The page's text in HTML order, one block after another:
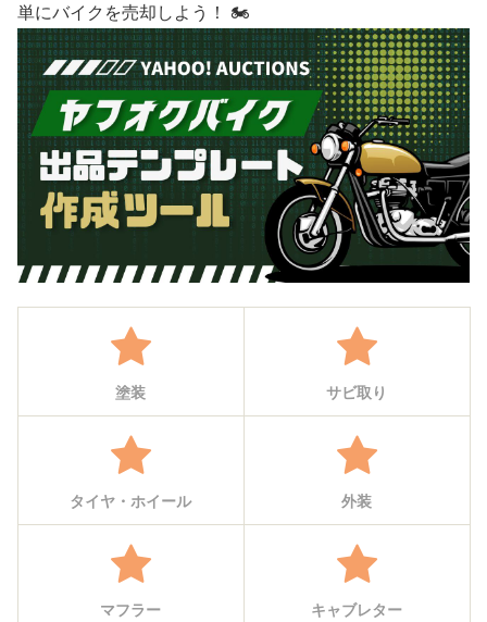
単にバイクを売却しよう！ 🏍️
塗装 サビ取り
タイヤ・ホイール 外装
マフラー キャブレター